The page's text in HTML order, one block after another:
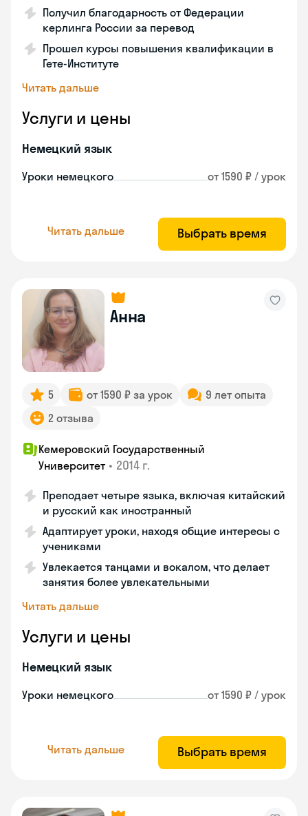
Получил благодарность от Федерации
керлинга России за перевод
Прошел курсы повышения квалификации в
Гете-Институте
Читать дальше
Услуги и цены
Немецкий язык
Уроки немецкого от 1590 ₽ / урок
Читать дальше Выбрать время
Анна
5 от 1590 ₽ за урок
9 лет опыта
2 отзыва
Кемеровский Государственный
Университет • 2014 г.
Преподает четыре языка, включая китайский
и русский как иностранный
Адаптирует уроки, находя общие интересы с
учениками
Увлекается танцами и вокалом, что делает
занятия более увлекательными
Читать дальше
Услуги и цены
Немецкий язык
Уроки немецкого от 1590 ₽ / урок
Читать дальше Выбрать время